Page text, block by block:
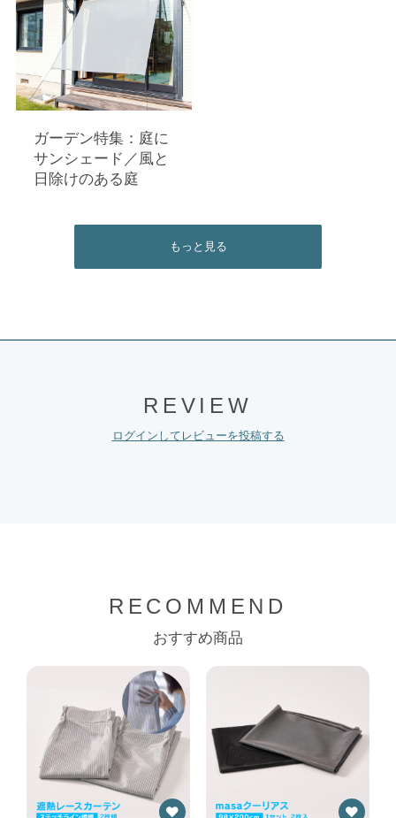
ガーデン特集：庭に
サンシェード／風と
日除けのある庭
もっと見る
REVIEW
ログインしてレビューを投稿する
RECOMMEND
おすすめ商品